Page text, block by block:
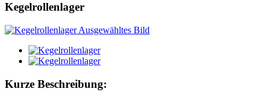
Kegelrollenlager
Kurze Beschreibung: